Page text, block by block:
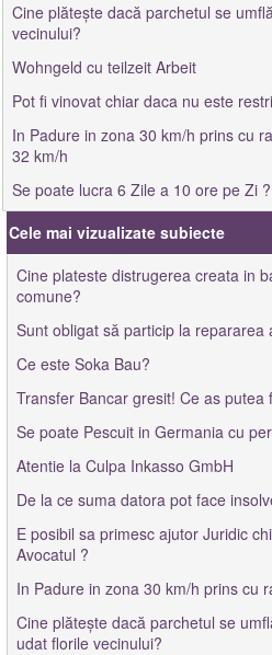
Cine plătește dacă parchetul se
vecinului?
Wohngeld cu teilzeit Arbeit
Pot fi vinovat chiar daca nu este
In Padure in zona 30 km/h prins cu
32 km/h
Se poate lucra 6 Zile a 10 ore pe Zi ?
Cele mai vizualizate subiecte
Cine plateste distrugerea creata in
comune?
Sunt obligat să particip la repararea
Ce este Soka Bau?
Transfer Bancar gresit! Ce as putea
Se poate Pescuit in Germania cu
Atentie la Culpa Inkasso GmbH
De la ce suma datora pot face
E posibil sa primesc ajutor Juridic
Avocatul ?
In Padure in zona 30 km/h prins cu
Cine plătește dacă parchetul se
udat florile vecinului?